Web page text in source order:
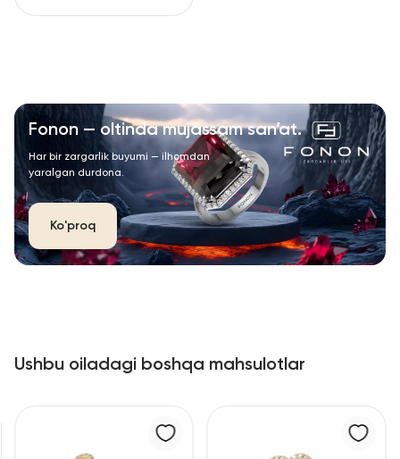
Fonon — oltinda mujassam san’at.
Har bir zargarlik buyumi — ilhomdan
yaralgan durdona.
Ko'proq
Ushbu oiladagi boshqa mahsulotlar